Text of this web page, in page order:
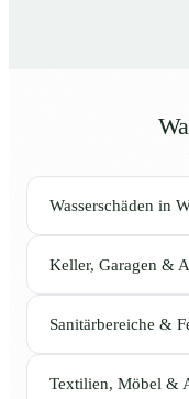
Wasserschäden in
Keller, Garagen &
Sanitärbereiche &
Textilien, Möbel &